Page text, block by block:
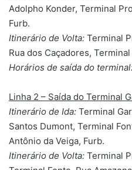
Adolpho Konder, Terminal
Furb.
Itinerário de Volta: Terminal
Rua dos Caçadores, Terminal
Horários de saída do
Linha 2 – Saída do Terminal
Itinerário de Ida: Terminal
Santos Dumont, Terminal
Antônio da Veiga, Furb.
Itinerário de Volta: Terminal